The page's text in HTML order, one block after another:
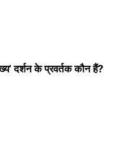
दर्शन के प्रवर्तक कौन हैं?